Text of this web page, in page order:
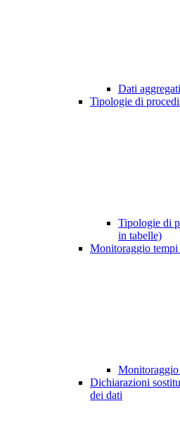
Dati
Tipologie di
Tipologie di
in tabelle)
Monitoraggio tempi
Dichiarazioni
dei dati